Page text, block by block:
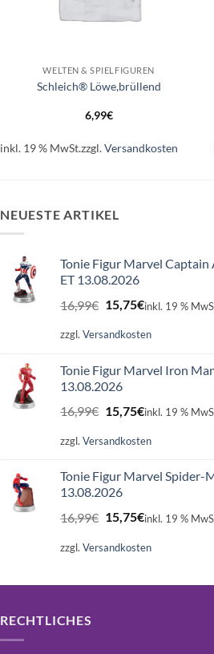
WELTEN & SPIELFIGUREN
Schleich® Löwe,brüllend
6,99€
inkl. 19 % MwSt.zzgl.Versandkosten
NEUESTE ARTIKEL
Tonie Figur Marvel Captain
ET 13.08.2026
16,99€ Ursprünglicher
war:
15,75€Aktueller
ist:
inkl. 19 %
zzgl. Versandkosten
Tonie Figur Marvel Iron
13.08.2026
16,99€ Ursprünglicher
Preis
war:
15,75€Aktueller
ist:
inkl. 19 %
zzgl. Versandkosten
Tonie Figur Marvel Spider-
13.08.2026
16,99€ Ursprünglicher
war:
15,75€Aktueller
ist:
inkl. 19 %
zzgl. Versandkosten
RECHTLICHES